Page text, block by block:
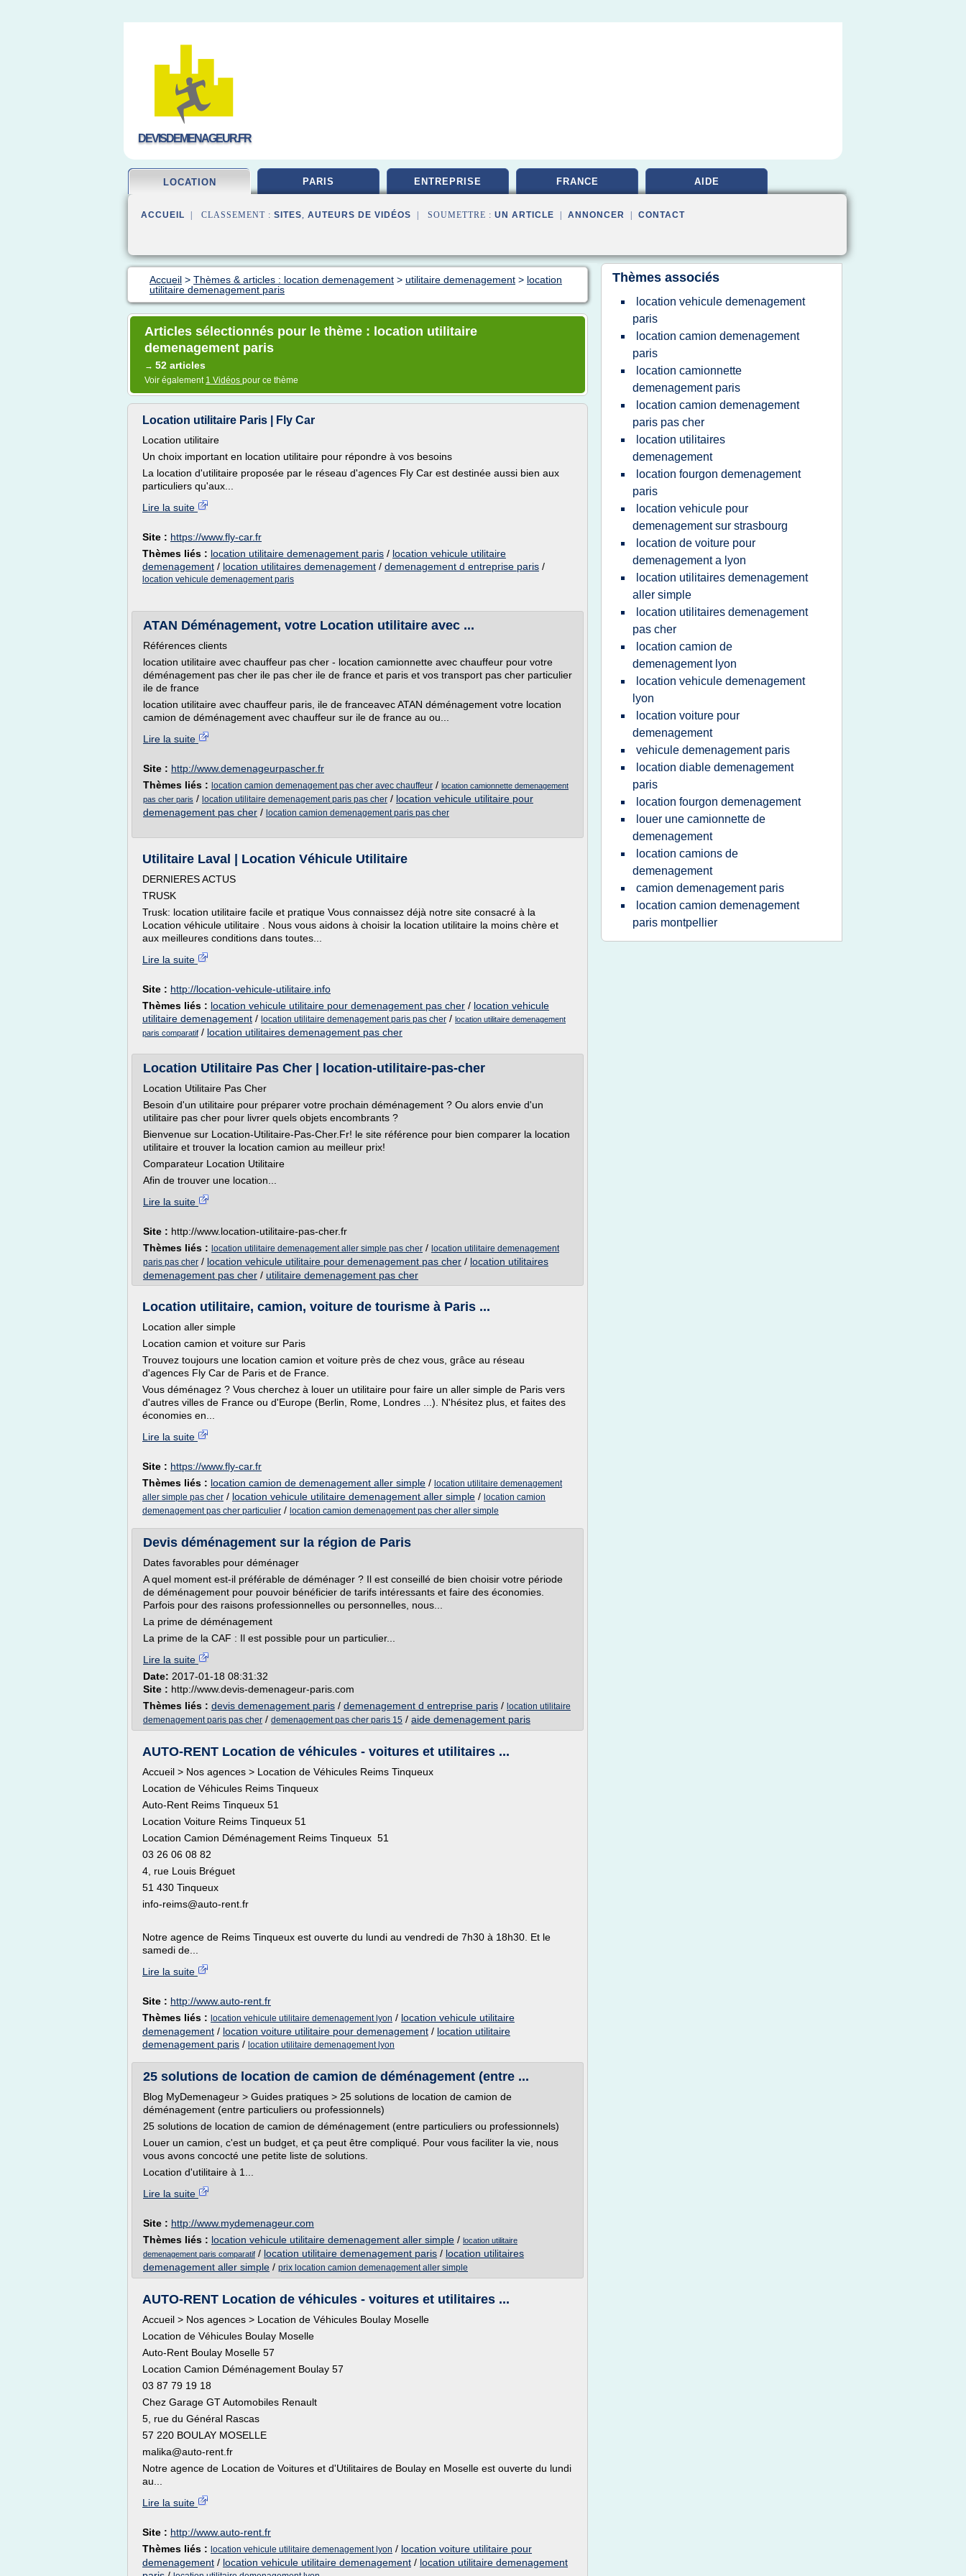
DEVISDEMENAGEUR.FR
LOCATION PARIS ENTREPRISE FRANCE AIDE
ACCUEIL | CLASSEMENT : SITES, AUTEURS DE VIDÉOS | SOUMETTRE : UN ARTICLE ANNONCER CONTACT
Accueil > Thèmes & articles : location demenagement > utilitaire demenagement > location
utilitaire demenagement paris
Articles sélectionnés pour le thème : location utilitaire
demenagement paris
→ 52 articles
Voir également 1 Vidéos pour ce thème
Location utilitaire Paris | Fly Car
Location utilitaire
Un choix important en location utilitaire pour répondre à vos besoins
La location d'utilitaire proposée par le réseau d'agences Fly Car est destinée aussi bien aux
particuliers qu'aux...
Lire la suite
Site : https://www.fly-car.fr
Thèmes liés : location utilitaire demenagement paris / location vehicule utilitaire
demenagement / location utilitaires demenagement / demenagement d entreprise paris /
location vehicule demenagement paris
ATAN Déménagement, votre Location utilitaire avec ...
Références clients
location utilitaire avec chauffeur pas cher - location camionnette avec chauffeur pour votre
déménagement pas cher ile pas cher ile de france et paris et vos transport pas cher particulier
ile de france
location utilitaire avec chauffeur paris, ile de franceavec ATAN déménagement votre location
camion de déménagement avec chauffeur sur ile de france au ou...
Lire la suite
Site : http://www.demenageurpascher.fr
Thèmes liés : location camion demenagement pas cher avec chauffeur / location camionnette demenagement
pas cher paris / location utilitaire demenagement paris pas cher / location vehicule utilitaire pour
demenagement pas cher / location camion demenagement paris pas cher
Utilitaire Laval | Location Véhicule Utilitaire
DERNIERES ACTUS
TRUSK
Trusk: location utilitaire facile et pratique Vous connaissez déjà notre site consacré à la
Location véhicule utilitaire . Nous vous aidons à choisir la location utilitaire la moins chère et
aux meilleures conditions dans toutes...
Lire la suite
Site : http://location-vehicule-utilitaire.info
Thèmes liés : location vehicule utilitaire pour demenagement pas cher / location vehicule
utilitaire demenagement / location utilitaire demenagement paris pas cher / location utilitaire demenagement
paris comparatif / location utilitaires demenagement pas cher
Location Utilitaire Pas Cher | location-utilitaire-pas-cher
Location Utilitaire Pas Cher
Besoin d'un utilitaire pour préparer votre prochain déménagement ? Ou alors envie d'un
utilitaire pas cher pour livrer quels objets encombrants ?
Bienvenue sur Location-Utilitaire-Pas-Cher.Fr! le site référence pour bien comparer la location
utilitaire et trouver la location camion au meilleur prix!
Comparateur Location Utilitaire
Afin de trouver une location...
Lire la suite
Site : http://www.location-utilitaire-pas-cher.fr
Thèmes liés : location utilitaire demenagement aller simple pas cher / location utilitaire demenagement
paris pas cher / location vehicule utilitaire pour demenagement pas cher / location utilitaires
demenagement pas cher / utilitaire demenagement pas cher
Location utilitaire, camion, voiture de tourisme à Paris ...
Location aller simple
Location camion et voiture sur Paris
Trouvez toujours une location camion et voiture près de chez vous, grâce au réseau
d'agences Fly Car de Paris et de France.
Vous déménagez ? Vous cherchez à louer un utilitaire pour faire un aller simple de Paris vers
d'autres villes de France ou d'Europe (Berlin, Rome, Londres ...). N'hésitez plus, et faites des
économies en...
Lire la suite
Site : https://www.fly-car.fr
Thèmes liés : location camion de demenagement aller simple / location utilitaire demenagement
aller simple pas cher / location vehicule utilitaire demenagement aller simple / location camion
demenagement pas cher particulier / location camion demenagement pas cher aller simple
Devis déménagement sur la région de Paris
Dates favorables pour déménager
A quel moment est-il préférable de déménager ? Il est conseillé de bien choisir votre période
de déménagement pour pouvoir bénéficier de tarifs intéressants et faire des économies.
Parfois pour des raisons professionnelles ou personnelles, nous...
La prime de déménagement
La prime de la CAF : Il est possible pour un particulier...
Lire la suite
Date: 2017-01-18 08:31:32
Site : http://www.devis-demenageur-paris.com
Thèmes liés : devis demenagement paris / demenagement d entreprise paris / location utilitaire
demenagement paris pas cher / demenagement pas cher paris 15 / aide demenagement paris
AUTO-RENT Location de véhicules - voitures et utilitaires ...
Accueil > Nos agences > Location de Véhicules Reims Tinqueux
Location de Véhicules Reims Tinqueux
Auto-Rent Reims Tinqueux 51
Location Voiture Reims Tinqueux 51
Location Camion Déménagement Reims Tinqueux 51
03 26 06 08 82
4, rue Louis Bréguet
51 430 Tinqueux
info-reims@auto-rent.fr
Notre agence de Reims Tinqueux est ouverte du lundi au vendredi de 7h30 à 18h30. Et le
samedi de...
Lire la suite
Site : http://www.auto-rent.fr
Thèmes liés : location vehicule utilitaire demenagement lyon / location vehicule utilitaire
demenagement / location voiture utilitaire pour demenagement / location utilitaire
demenagement paris / location utilitaire demenagement lyon
25 solutions de location de camion de déménagement (entre ...
Blog MyDemenageur > Guides pratiques > 25 solutions de location de camion de
déménagement (entre particuliers ou professionnels)
25 solutions de location de camion de déménagement (entre particuliers ou professionnels)
Louer un camion, c'est un budget, et ça peut être compliqué. Pour vous faciliter la vie, nous
vous avons concocté une petite liste de solutions.
Location d'utilitaire à 1...
Lire la suite
Site : http://www.mydemenageur.com
Thèmes liés : location vehicule utilitaire demenagement aller simple / location utilitaire
demenagement paris comparatif / location utilitaire demenagement paris / location utilitaires
demenagement aller simple / prix location camion demenagement aller simple
AUTO-RENT Location de véhicules - voitures et utilitaires ...
Accueil > Nos agences > Location de Véhicules Boulay Moselle
Location de Véhicules Boulay Moselle
Auto-Rent Boulay Moselle 57
Location Camion Déménagement Boulay 57
03 87 79 19 18
Chez Garage GT Automobiles Renault
5, rue du Général Rascas
57 220 BOULAY MOSELLE
malika@auto-rent.fr
Notre agence de Location de Voitures et d'Utilitaires de Boulay en Moselle est ouverte du lundi
au...
Lire la suite
Site : http://www.auto-rent.fr
Thèmes liés : location vehicule utilitaire demenagement lyon / location voiture utilitaire pour
demenagement / location vehicule utilitaire demenagement / location utilitaire demenagement
Thèmes associés
location vehicule demenagement
paris
location camion demenagement
paris
location camionnette
demenagement paris
location camion demenagement
paris pas cher
location utilitaires
demenagement
location fourgon demenagement
paris
location vehicule pour
demenagement sur strasbourg
location de voiture pour
demenagement a lyon
location utilitaires demenagement
aller simple
location utilitaires demenagement
pas cher
location camion de
demenagement lyon
location vehicule demenagement
lyon
location voiture pour
demenagement
vehicule demenagement paris
location diable demenagement
paris
location fourgon demenagement
louer une camionnette de
demenagement
location camions de
demenagement
camion demenagement paris
location camion demenagement
paris montpellier